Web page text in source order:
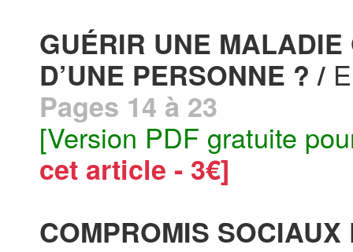
GUÉRIR UNE
D’UNE PERSONNE ? /
Pages 14 à 23
[Version PDF gratuite
cet article - 3€]
COMPROMIS SOCIAUX